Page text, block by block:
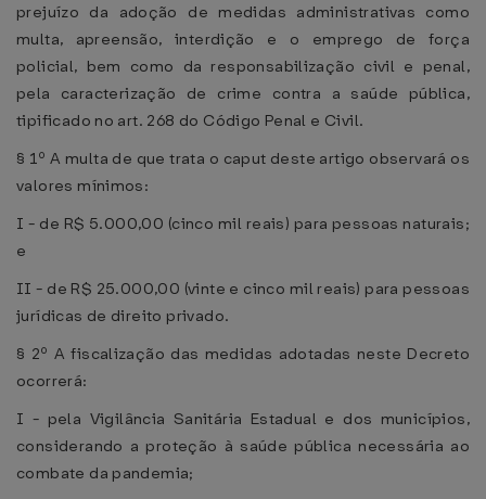
prejuízo da adoção de medidas administrativas como
multa, apreensão, interdição e o emprego de força
policial, bem como da responsabilização civil e penal,
pela caracterização de crime contra a saúde pública,
tipificado no art. 268 do Código Penal e Civil.
§ 1º A multa de que trata o caput deste artigo observará os
valores mínimos:
I - de R$ 5.000,00 (cinco mil reais) para pessoas naturais;
e
II - de R$ 25.000,00 (vinte e cinco mil reais) para pessoas
jurídicas de direito privado.
§ 2º A fiscalização das medidas adotadas neste Decreto
ocorrerá:
I - pela Vigilância Sanitária Estadual e dos municípios,
considerando a proteção à saúde pública necessária ao
combate da pandemia;